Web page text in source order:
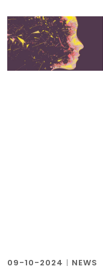
09-10-2024 | NEWS